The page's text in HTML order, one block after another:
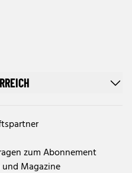
zum Abonnement
Magazine